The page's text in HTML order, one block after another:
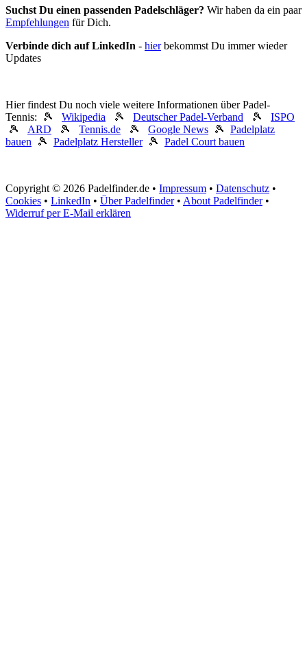
Suchst Du einen passenden Padelschläger? Wir haben da ein paar
Empfehlungen für Dich.
Verbinde dich auf LinkedIn - hierbekommst Du immer wieder
Updates
Hier findest Du noch viele weitere Informationen über Padel-
Tennis: 🎾 Wikipedia 🎾 Deutscher Padel-Verband 🎾 ISPO
🎾 ARD 🎾 Tennis.de 🎾 Google News 🎾 Padelplatz
bauen 🎾 Padelplatz Hersteller🎾 Padel Court bauen
Copyright © 2026 Padelfinder.de • Impressum • Datenschutz •
Cookies • LinkedIn • Über Padelfinder• About Padelfinder•
Widerruf per E-Mail erklären